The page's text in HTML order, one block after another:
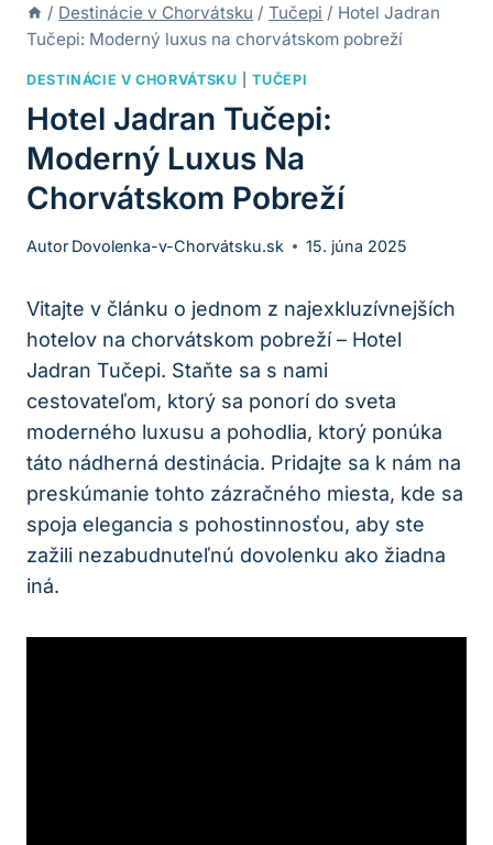
/ Destinácie v Chorvátsku / Tučepi / Hotel Jadran
Tučepi: Moderný luxus na chorvátskom pobreží
DESTINÁCIE V CHORVÁTSKU |TUČEPI
Hotel Jadran Tučepi:
Moderný Luxus Na
Chorvátskom Pobreží
Autor Dovolenka-v-Chorvátsku.sk 15. júna 2025
Vitajte v článku o jednom z najexkluzívnejších
hotelov na chorvátskom pobreží – Hotel
Jadran Tučepi. Staňte sa s nami
cestovateľom, ktorý sa ponorí do sveta
moderného luxusu a pohodlia, ktorý ponúka
táto nádherná destinácia. Pridajte sa k nám na
preskúmanie tohto zázračného miesta, kde sa
spoja elegancia s pohostinnosťou, aby ste
zažili nezabudnuteľnú dovolenku ako žiadna
iná.